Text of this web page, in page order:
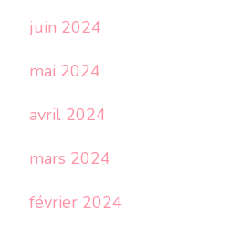
juin 2024
mai 2024
avril 2024
mars 2024
février 2024